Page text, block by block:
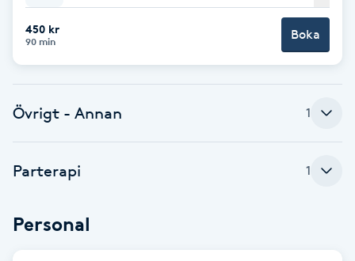
Babylights
Bambumassage
450 kr
90 min Boka
Övrigt - Annan 1
Parterapi 1
Personal